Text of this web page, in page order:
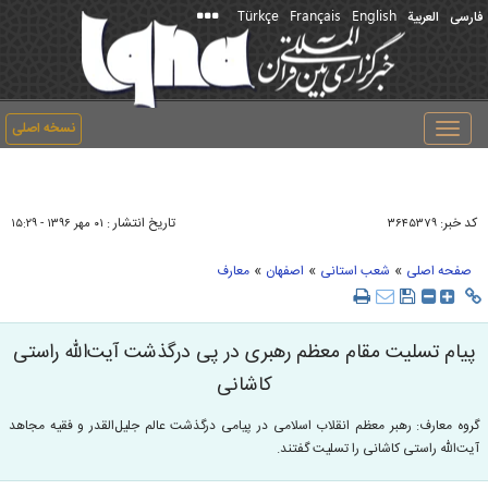
فارسی العربیة English
Français
Türkçe
نسخه اصلی
Toggle
navigation
کد خبر: ۳۶۴۵۳۷۹ تاریخ انتشار : ۰۱ مهر ۱۳۹۶ - ۱۵:۲۹
صفحه اصلی » شعب استانی » اصفهان » معارف
پیام تسلیت مقام معظم رهبری در پی درگذشت آیت‌الله راستی
کاشانی
گروه معارف: رهبر معظم انقلاب اسلامی در پیامی درگذشت عالم جلیل‌القدر و فقیه مجاهد
آیت‌الله راستی کاشانی را تسلیت گفتند.